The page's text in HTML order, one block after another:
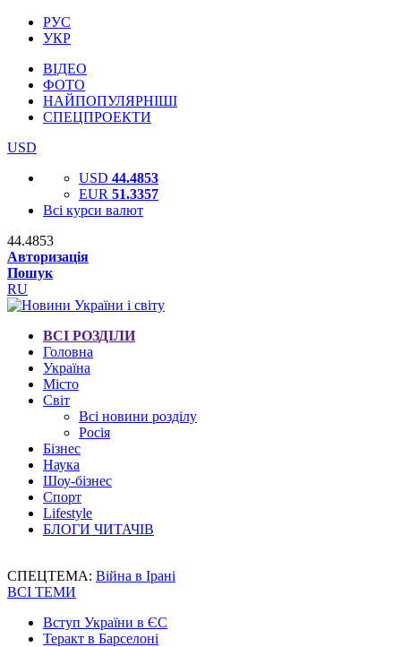
РУС
УКР
ВІДЕО
ФОТО
НАЙПОПУЛЯРНІШІ
СПЕЦПРОЕКТИ
USD
USD 44.4853
EUR 51.3357
Всі курси валют
44.4853
Авторизація
Пошук
RU
ВСІ РОЗДІЛИ
Головна
Україна
Місто
Світ
Всі новини розділу
Росія
Бізнес
Наука
Шоу-бізнес
Спорт
Lifestyle
БЛОГИ ЧИТАЧІВ
СПЕЦТЕМА: Війна в Ірані
ВСІ ТЕМИ
Вступ України в ЄС
Теракт в Барселоні